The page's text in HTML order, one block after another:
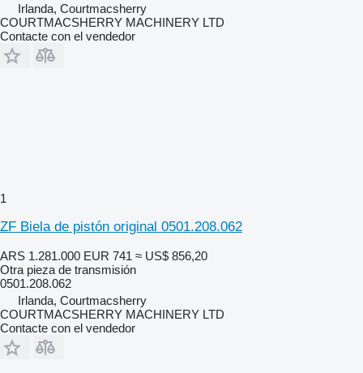
Irlanda, Courtmacsherry
COURTMACSHERRY MACHINERY LTD
Contacte con el vendedor
1
ZF Biela de pistón original 0501.208.062
ARS 1.281.000 EUR 741 ≈ US$ 856,20
Otra pieza de transmisión
0501.208.062
Irlanda, Courtmacsherry
COURTMACSHERRY MACHINERY LTD
Contacte con el vendedor